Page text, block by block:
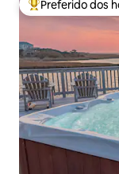
Entre os
Preferido dos